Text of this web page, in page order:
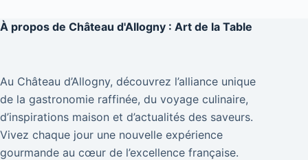
À propos de Château d'Allogny : Art de la Table
Au Château d’Allogny, découvrez l’alliance unique
de la gastronomie raffinée, du voyage culinaire,
d’inspirations maison et d’actualités des saveurs.
Vivez chaque jour une nouvelle expérience
gourmande au cœur de l’excellence française.